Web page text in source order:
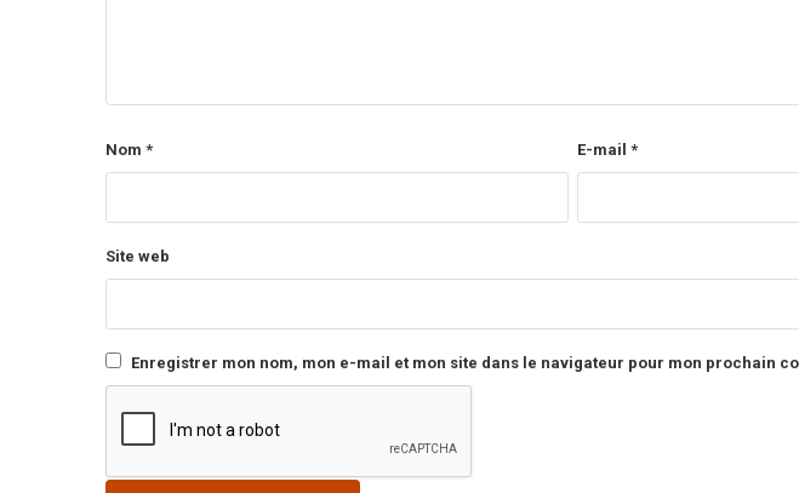
Nom * E-mail*
Site web
Enregistrer mon nom, mon e-mail et mon site dans le navigateur pour mon prochain